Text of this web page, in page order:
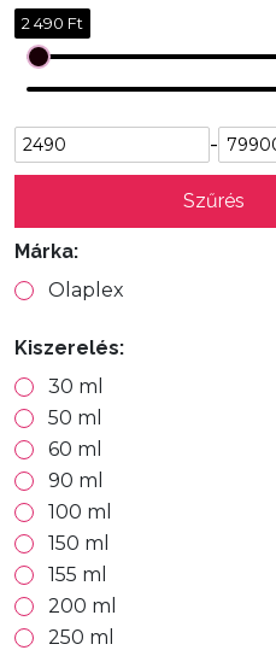
2 490 Ft
-
Szűrés
Márka:
Olaplex
Kiszerelés:
30 ml
50 ml
60 ml
90 ml
100 ml
150 ml
155 ml
200 ml
250 ml